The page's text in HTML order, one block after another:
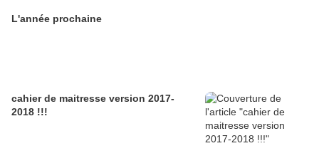
L'année prochaine
cahier de maitresse version 2017-
2018 !!!